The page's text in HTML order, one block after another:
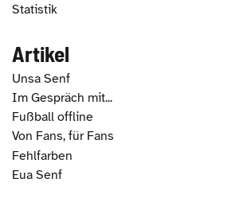
Statistik
Artikel
Unsa Senf
Im Gespräch mit...
Fußball offline
Von Fans, für Fans
Fehlfarben
Eua Senf